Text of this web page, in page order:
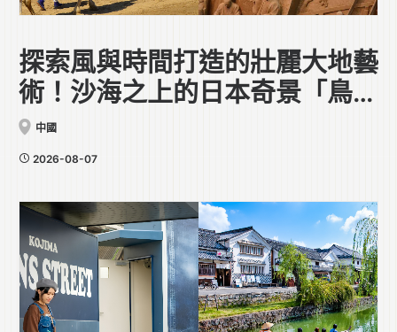
探索風與時間打造的壯麗大地藝
術！沙海之上的日本奇景「鳥取
砂丘」
中國
2026-08-07